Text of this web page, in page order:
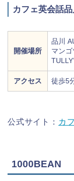
カフェ英会話
開催場所
品川
マン
アクセス 徒歩5
公式サイト： カ
1000BEAN